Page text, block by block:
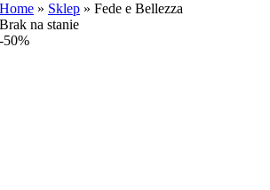
Home » Sklep »Fede e Bellezza
Brak na stanie
-50%